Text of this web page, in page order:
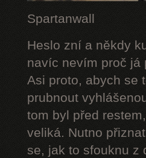
Spartanwall
Heslo zní a někdy
navíc nevím proč já
Asi proto, abych se
prubnout
tom byl před
veliká. Nutno
se, jak to sfouknu z